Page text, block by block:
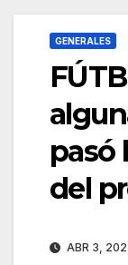
GENERALES
pasó
del
ABR 3,